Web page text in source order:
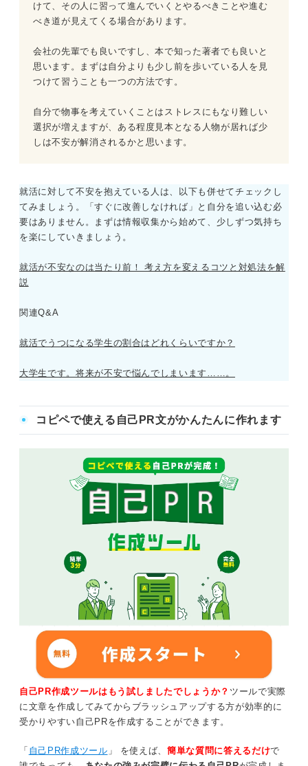
けて、その人に習って進んでいくとやるべきことや進む
べき道が見えてくる場合があります。
会社の先輩でも良いですし、本で知った著者でも良いと
思います。まずは自分よりも少し前を歩いている人を見
つけて習うことも一つの方法です。
自分で物事を考えていくことはストレスにもなり難しい
選択が増えますが、ある程度見本となる人物が居れば少
しは不安が解消されるかと思います。
就活に対して不安を抱えている人は、以下も併せてチェックし
てみましょう。「すぐに改善しなければ」と自分を追い込む必
要はありません。まずは情報収集から始めて、少しずつ気持ち
を楽にしていきましょう。
就活が不安なのは当たり前！ 考え方を変えるコツと対処法を解
説
関連Q&A
就活でうつになる学生の割合はどれくらいですか？
大学生です。将来が不安で悩んでしまいます……。
コピペで使える自己PR文がかんたんに作れます
自己PR作成ツールはもう試しましたでしょうか？ ツールで実際
に文章を作成してみてからブラッシュアップする方が効率的に
受かりやすい自己PRを作成することができます。
「 自己PR作成ツール 」 を使えば、簡単な質問に答えるだけで